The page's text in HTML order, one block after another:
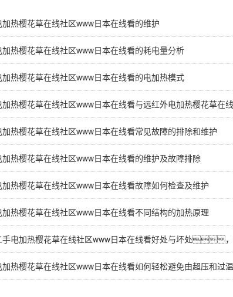
加热樱花草在线社区www日本在线看的维护
加热樱花草在线社区www日本在线看的耗电量分析
加热樱花草在线社区www日本在线看的电加热模式
加热樱花草在线社区www日本在线看与远红外电加热樱花草在
加热樱花草在线社区www日本在线看常见故障的排除和维护
加热樱花草在线社区www日本在线看的维护及故障排除
加热樱花草在线社区www日本在线看故障如何检查及维护
加热樱花草在线社区www日本在线看不同结构的加热原理
手电加热樱花草在线社区www日本在线看好处与坏处
加热樱花草在线社区www日本在线看如何轻松避免由超压和过